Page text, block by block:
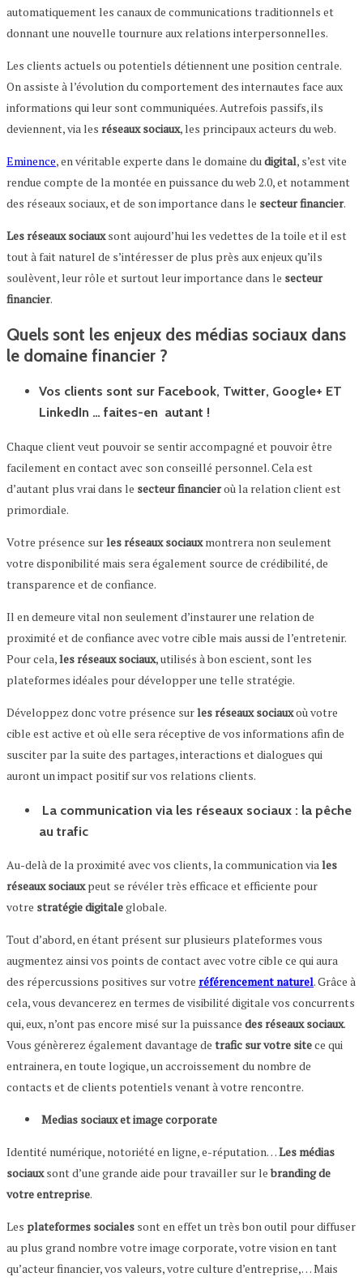
automatiquement les canaux de communications traditionnels et
donnant une nouvelle tournure aux relations interpersonnelles.
Les clients actuels ou potentiels détiennent une position centrale.
On assiste à l’évolution du comportement des internautes face aux
informations qui leur sont communiquées. Autrefois passifs, ils
deviennent, via les réseaux sociaux, les principaux acteurs du web.
Eminence, en véritable experte dans le domaine dudigital, s’est vite
rendue compte de la montée en puissance du web 2.0, et notamment
des réseaux sociaux, et de son importance dans le secteur financier.
Les réseaux sociauxsont aujourd’hui les vedettes de la toile et il est
tout à fait naturel de s’intéresser de plus près aux enjeux qu’ils
soulèvent, leur rôle et surtout leur importance dans le secteur
financier.
Quels sont les enjeux des médias sociaux dans
le domaine financier ?
Vos clients sont sur Facebook, Twitter, Google+ ET
LinkedIn … faites-en autant !
Chaque client veut pouvoir se sentir accompagné et pouvoir être
facilement en contact avec son conseillé personnel. Cela est
d’autant plus vrai dans le secteur financieroù la relation client est
primordiale.
Votre présence surles réseaux sociauxmontrera non seulement
votre disponibilité mais sera également source de crédibilité, de
transparence et de confiance.
Il en demeure vital non seulement d’instaurer une relation de
proximité et de confiance avec votre cible mais aussi de l’entretenir.
Pour cela,les réseaux sociaux, utilisés à bon escient, sont les
plateformes idéales pour développer une telle stratégie.
Développez donc votre présence surles réseaux sociauxoù votre
cible est active et où elle sera réceptive de vos informations afin de
susciter par la suite des partages, interactions et dialogues qui
auront un impact positif sur vos relations clients.
La communication via les réseaux sociaux : la pêche
au trafic
Au-delà de la proximité avec vos clients, la communication viales
réseaux sociauxpeut se révéler très efficace et efficiente pour
votre stratégie digitaleglobale.
Tout d’abord, en étant présent sur plusieurs plateformes vous
augmentez ainsi vos points de contact avec votre cible ce qui aura
des répercussions positives sur votre référencement naturel. Grâce à
cela, vous devancerez en termes de visibilité digitale vos concurrents
qui, eux, n’ont pas encore misé sur la puissance des réseaux sociaux.
Vous génèrerez également davantage de trafic sur votre sitece qui
entrainera, en toute logique, un accroissement du nombre de
contacts et de clients potentiels venant à votre rencontre.
Medias sociaux et image corporate
Identité numérique, notoriété en ligne, e-réputation…Les médias
sociauxsont d’une grande aide pour travailler sur lebranding de
votre entreprise.
Les plateformes sociales sont en effet un très bon outil pour diffuser
au plus grand nombre votre image corporate, votre vision en tant
qu’acteur financier, vos valeurs, votre culture d’entreprise,… Mais